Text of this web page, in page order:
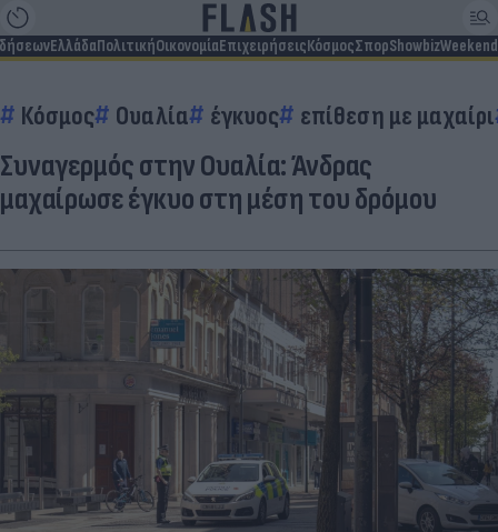
ΕλλάδαΠολιτικήΟικονομίαΕπιχειρήσειςΚόσμοςΣπορShowbizWeekend
Κόσμος Ουαλία έγκυος επίθεση με μαχαίρι
Συναγερμός στην Ουαλία: Άνδρας
μαχαίρωσε έγκυο στη μέση του δρόμου